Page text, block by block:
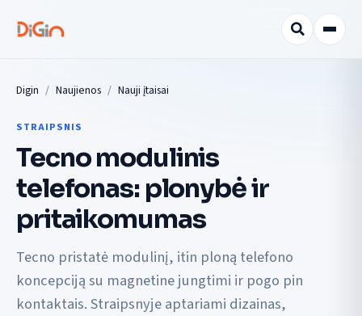
Digin Naujienos Nauji įtaisai
STRAIPSNIS
Tecno modulinis
telefonas: plonybė ir
pritaikomumas
Tecno pristatė modulinį, itin ploną telefono
koncepciją su magnetine jungtimi ir pogo pin
kontaktais. Straipsnyje aptariami dizainas,